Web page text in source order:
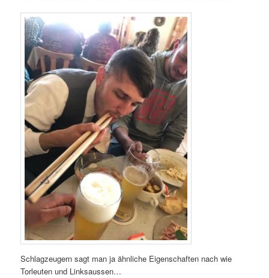
Schlagzeugern sagt man ja ähnliche Eigenschaften nach wie
Torleuten und Linksaussen…